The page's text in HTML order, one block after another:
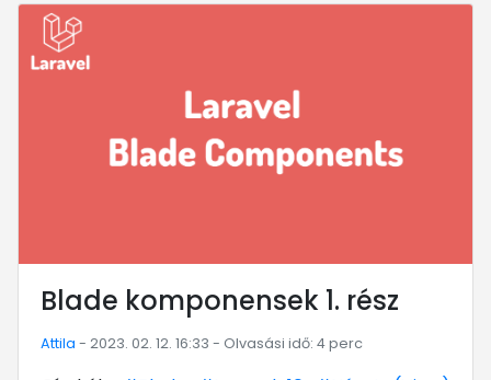
Blade komponensek 1. rész
Attila - 2023. 02. 12. 16:33 - Olvasási idő: 4 perc